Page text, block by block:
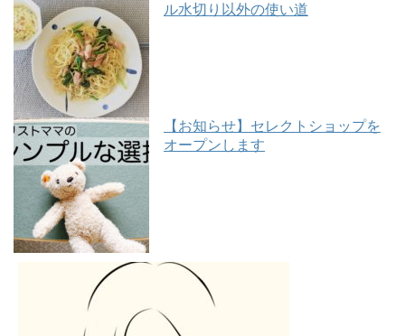
ル水切り以外の使い道
【お知らせ】セレクトショップを
オープンします